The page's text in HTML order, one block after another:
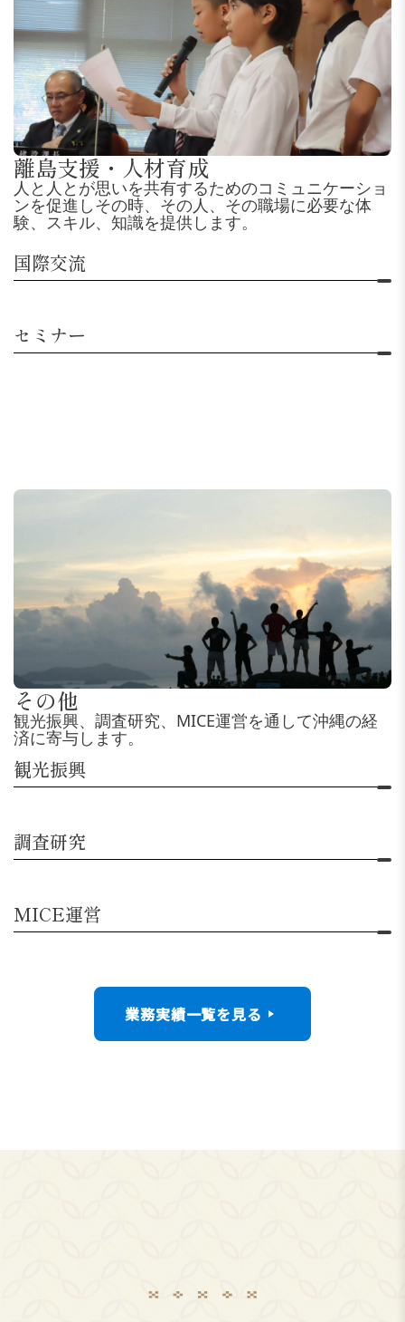
離島支援・人材育成
人と人とが思いを共有するためのコミュニケーショ
ンを促進しその時、その人、その職場に必要な体
験、スキル、知識を提供します。
国際交流
セミナー
その他
観光振興、調査研究、MICE運営を通して沖縄の経
済に寄与します。
観光振興
調査研究
MICE運営
業務実績一覧を見る